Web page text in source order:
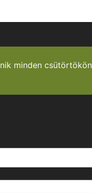
minden csütörtökön